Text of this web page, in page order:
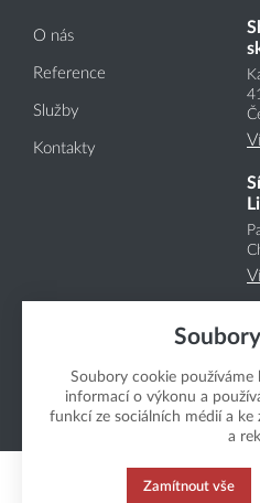
O nás
Reference
Služby
Kontakty
Copyright
Soubory cookie používáme
informací o výkonu a
funkcí ze sociálních médií a ke
a
Zamítnout vše